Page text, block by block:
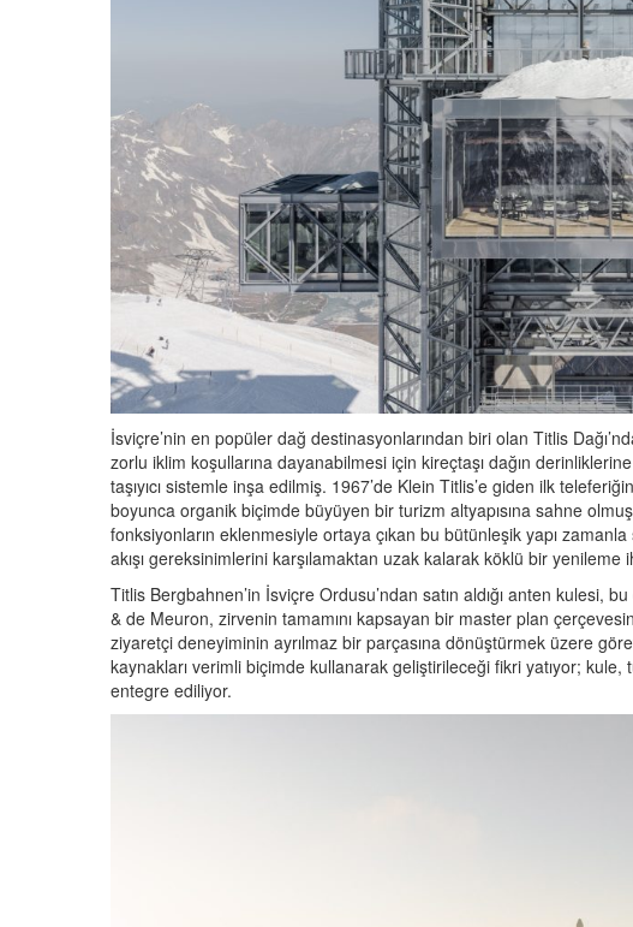
İsviçre’nin en popüler dağ destinasyonlarından biri olan Titlis
zorlu iklim koşullarına dayanabilmesi için kireçtaşı dağın
taşıyıcı sistemle inşa edilmiş. 1967’de Klein Titlis’e giden ilk
boyunca organik biçimde büyüyen bir turizm altyapısına sahne
fonksiyonların eklenmesiyle ortaya çıkan bu bütünleşik yapı
akışı gereksinimlerini karşılamaktan uzak kalarak köklü bir yenileme
Titlis Bergbahnen’in İsviçre Ordusu’ndan satın aldığı anten kulesi,
& de Meuron, zirvenin tamamını kapsayan bir master plan
ziyaretçi deneyiminin ayrılmaz bir parçasına dönüştürmek üzere
kaynakları verimli biçimde kullanarak geliştirileceği fikri yatıyor;
entegre ediliyor.